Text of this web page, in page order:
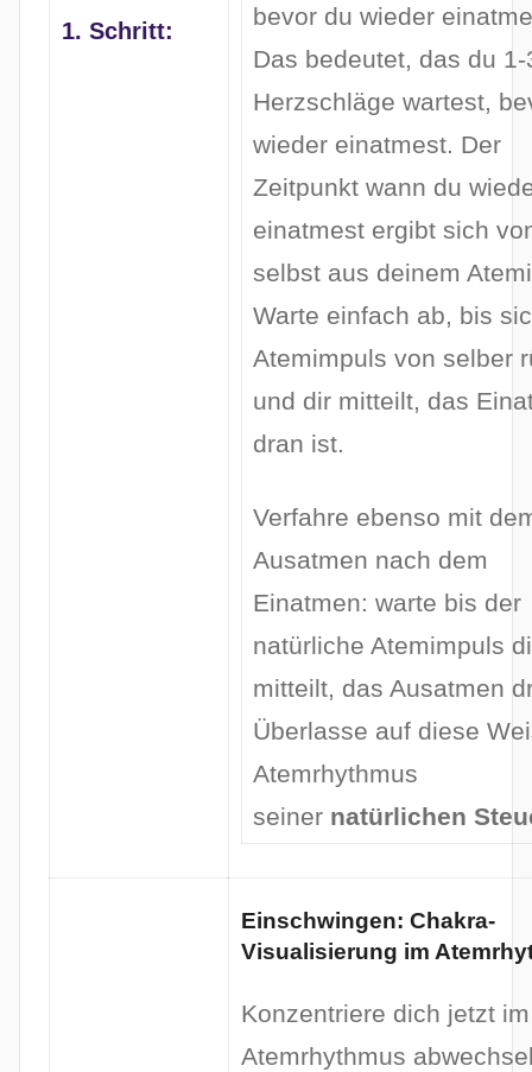
1. Schritt:
bevor du wieder
Das bedeutet, das du 1-
Herzschläge wartest,
wieder einatmest. Der
Zeitpunkt wann du
einatmest ergibt sich
selbst aus deinem
Warte einfach ab, bis
Atemimpuls von selber
und dir mitteilt, das
dran ist.
Verfahre ebenso mit
Ausatmen nach dem
Einatmen: warte bis der
natürliche Atemimpuls
mitteilt, das Ausatmen
Überlasse auf diese
Atemrhythmus
seiner natürlichen
Einschwingen: Chakra-
Visualisierung im
Konzentriere dich jetzt im
Atemrhythmus